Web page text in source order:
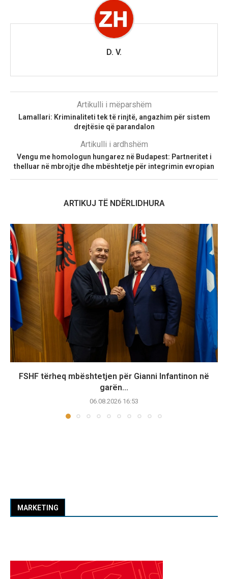
D. V.
Artikulli i mëparshëm
Lamallari: Kriminaliteti tek të rinjtë, angazhim për sistem
drejtësie që parandalon
Artikulli i ardhshëm
Vengu me homologun hungarez në Budapest: Partneritet i
thelluar në mbrojtje dhe mbështetje për integrimin evropian
ARTIKUJ TË NDËRLIDHURA
FSHF tërheq mbështetjen për Gianni Infantinon në
garën...
06.08.2026 16:53
MARKETING